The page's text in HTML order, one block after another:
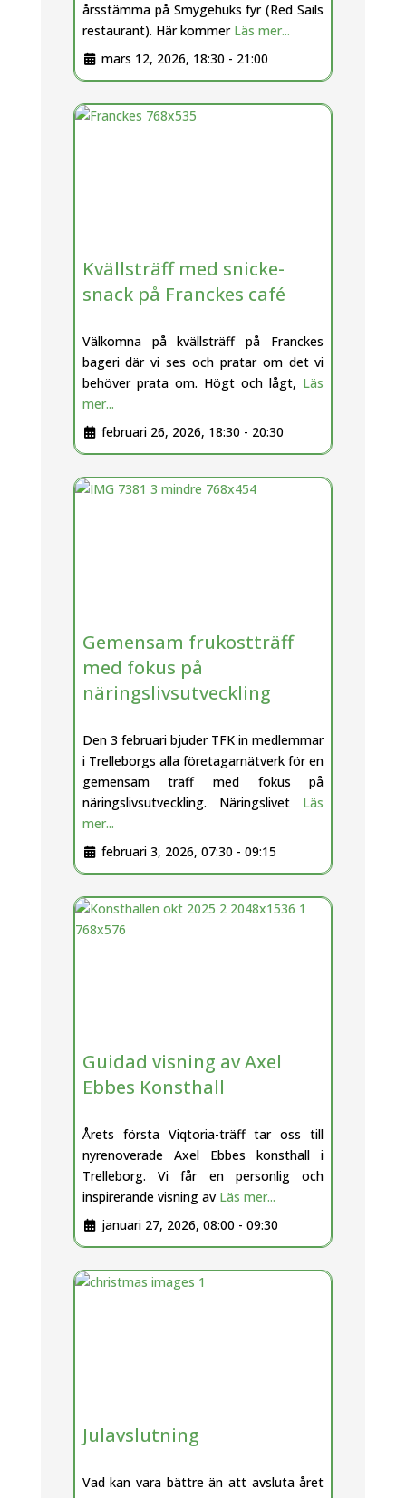
årsstämma på Smygehuks fyr (Red Sails
restaurant). Här kommer Läs mer...
mars 12, 2026, 18:30 - 21:00
Kvällsträff med snicke-
snack på Franckes café
Välkomna på kvällsträff på Franckes
bageri där vi ses och pratar om det vi
behöver prata om. Högt och lågt, Läs
mer...
februari 26, 2026, 18:30 - 20:30
Gemensam frukostträff
med fokus på
näringslivsutveckling
Den 3 februari bjuder TFK in medlemmar
i Trelleborgs alla företagarnätverk för en
gemensam träff med fokus på
näringslivsutveckling. Näringslivet Läs
mer...
februari 3, 2026, 07:30 - 09:15
Guidad visning av Axel
Ebbes Konsthall
Årets första Viqtoria-träff tar oss till
nyrenoverade Axel Ebbes konsthall i
Trelleborg. Vi får en personlig och
inspirerande visning av Läs mer...
januari 27, 2026, 08:00 - 09:30
Julavslutning
Vad kan vara bättre än att avsluta året